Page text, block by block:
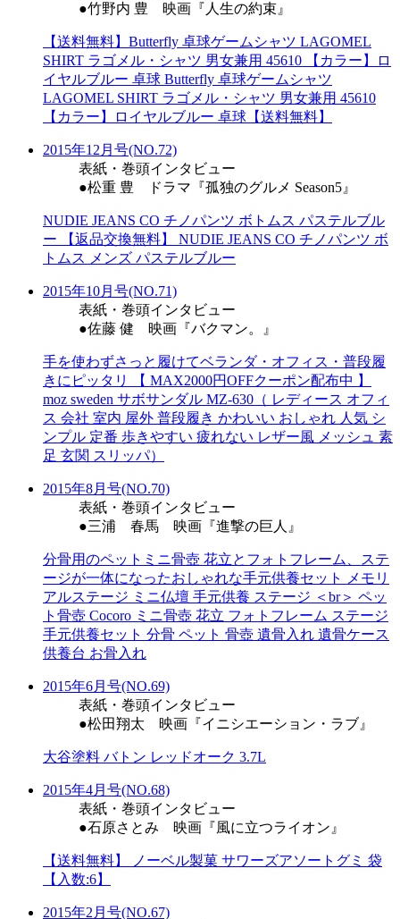
●竹野内 豊 映画『人生の約束』
【送料無料】Butterfly 卓球ゲームシャツ LAGOMEL
SHIRT ラゴメル・シャツ 男女兼用 45610 【カラー】ロ
イヤルブルー 卓球 Butterfly 卓球ゲームシャツ
LAGOMEL SHIRT ラゴメル・シャツ 男女兼用 45610
【カラー】ロイヤルブルー 卓球【送料無料】
2015年12月号(NO.72)
表紙・巻頭インタビュー
●松重 豊 ドラマ『孤独のグルメ Season5』
NUDIE JEANS CO チノパンツ ボトムス パステルブル
ー 【返品交換無料】 NUDIE JEANS CO チノパンツ ボ
トムス メンズ パステルブルー
2015年10月号(NO.71)
表紙・巻頭インタビュー
●佐藤 健 映画『バクマン。』
手を使わずさっと履けてベランダ・オフィス・普段履
きにピッタリ 【 MAX2000円OFFクーポン配布中 】
moz sweden サボサンダル MZ-630（ レディース オフィ
ス 会社 室内 屋外 普段履き かわいい おしゃれ 人気 シ
ンプル 定番 歩きやすい 疲れない レザー風 メッシュ 素
足 玄関 スリッパ）
2015年8月号(NO.70)
表紙・巻頭インタビュー
●三浦 春馬 映画『進撃の巨人』
分骨用のペットミニ骨壺 花立とフォトフレーム、ステ
ージが一体になったおしゃれな手元供養セット メモリ
アルステージ ミニ仏壇 手元供養 ステージ ＜br＞ ペッ
ト骨壺 Cocoro ミニ骨壺 花立 フォトフレーム ステージ
手元供養セット 分骨 ペット 骨壺 遺骨入れ 遺骨ケース
供養台 お骨入れ
2015年6月号(NO.69)
表紙・巻頭インタビュー
●松田翔太 映画『イニシエーション・ラブ』
大谷塗料 バトン レッドオーク 3.7L
2015年4月号(NO.68)
表紙・巻頭インタビュー
●石原さとみ 映画『風に立つライオン』
【送料無料】 ノーベル製菓 サワーズアソートグミ 袋
【入数:6】
2015年2月号(NO.67)